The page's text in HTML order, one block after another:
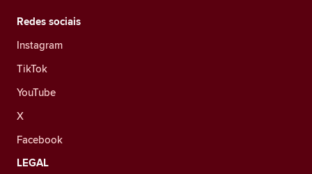
Redes sociais
Instagram
TikTok
YouTube
X
Facebook
LEGAL